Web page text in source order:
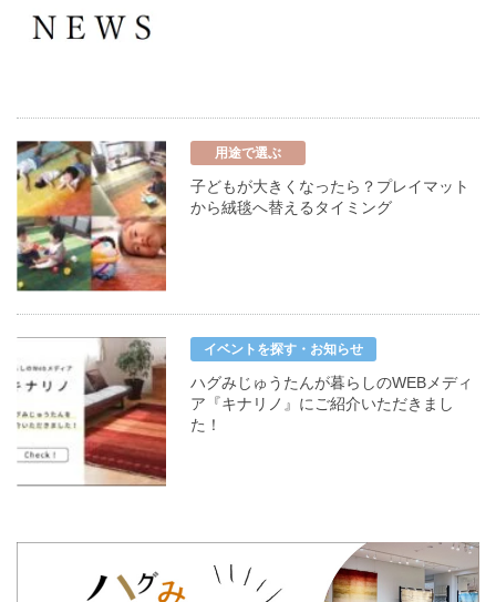
用途で選ぶ
子どもが大きくなったら？プレイマット
から絨毯へ替えるタイミング
イベントを探す・お知らせ
ハグみじゅうたんが暮らしのWEBメディ
ア『キナリノ』にご紹介いただきまし
た！